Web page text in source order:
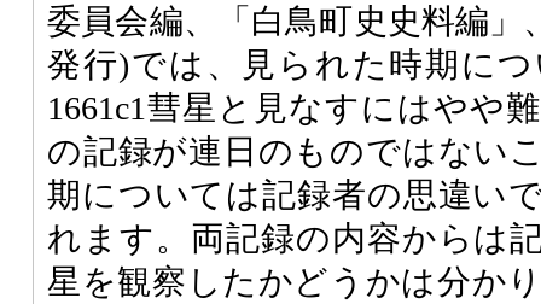
委員会編、「白鳥町史史料編」
発行)では、見られた時期に
1661c1彗星と見なすにはやや
の記録が連日のものではない
期については記録者の思違い
れます。両記録の内容からは
星を観察したかどうかは分か